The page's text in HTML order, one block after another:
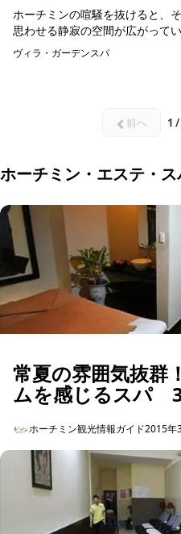
ホーチミンの喧騒を抜けると、
思わせる静寂の空間が広がって
ない研ぎ澄まされた手技で、疲
サージと、...
ヴィラ・ガーデンスパ予約可能
前へ 1
ホーチミン・エステ・
常夏の雰囲気抜群
ムを感じるスパ
ホーチミン観光情報ガイド2015年